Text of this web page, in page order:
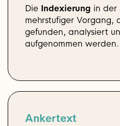
Die Indexierung in der
mehrstufiger Vorgang,
gefunden, analysiert
aufgenommen werden.
Ankertext